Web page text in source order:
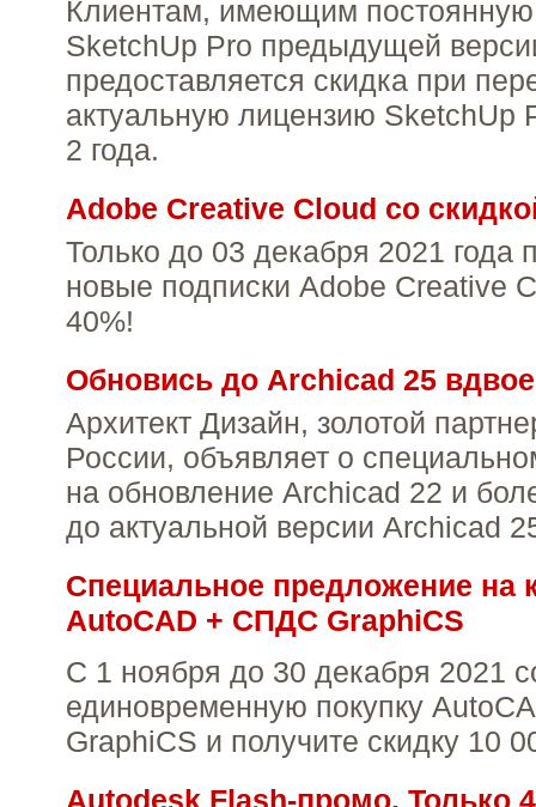
Клиентам, имеющим
SketchUp Pro предыдущей
предоставляется скидка при
актуальную лицензию SketchUp
2 года.
Adobe Creative Cloud со
Только до 03 декабря 2021 года
новые подписки Adobe Creative
40%!
Обновись до Archicad 25
Архитект Дизайн, золотой
России, объявляет о
на обновление Archicad 22 и
до актуальной версии Archicad
Специальное предложение на
AutoCAD + СПДС GraphiCS
С 1 ноября до 30 декабря 2021
единовременную покупку
GraphiCS и получите скидку 10
Autodesk Flash-промо. Только